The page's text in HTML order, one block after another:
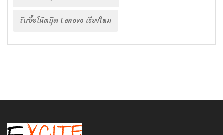
รับซื้อโน๊ตบุ๊ค Lenovo เชียงใหม่